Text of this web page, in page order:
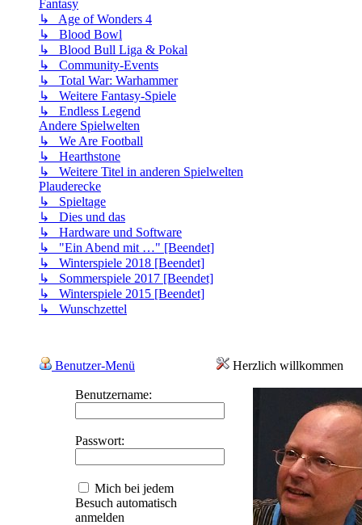
Fantasy
↳ Age of Wonders 4
↳ Blood Bowl
↳ Blood Bull Liga & Pokal
↳ Community-Events
↳ Total War: Warhammer
↳ Weitere Fantasy-Spiele
↳ Endless Legend
Andere Spielwelten
↳ We Are Football
↳ Hearthstone
↳ Weitere Titel in anderen Spielwelten
Plauderecke
↳ Spieltage
↳ Dies und das
↳ Hardware und Software
↳ "Ein Abend mit …" [Beendet]
↳ Winterspiele 2018 [Beendet]
↳ Sommerspiele 2017 [Beendet]
↳ Winterspiele 2015 [Beendet]
↳ Wunschzettel
Benutzer-Menü
Benutzername:
Passwort:
Mich bei jedem
Besuch automatisch
anmelden
Herzlich willkommen